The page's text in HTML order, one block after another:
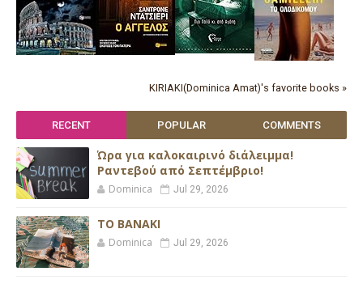
KIRIAKI(Dominica Amat)'s favorite books »
RECENT POPULAR COMMENTS
Ώρα για καλοκαιρινό διάλειμμα!
Ραντεβού από Σεπτέμβριο!
Dominica Jul 29, 2026
ΤΟ ΒΑΝΑΚΙ
Dominica Jul 29, 2026